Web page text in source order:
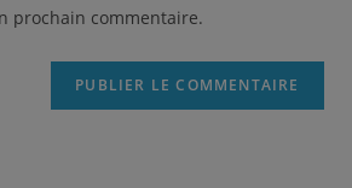
prochain commentaire.